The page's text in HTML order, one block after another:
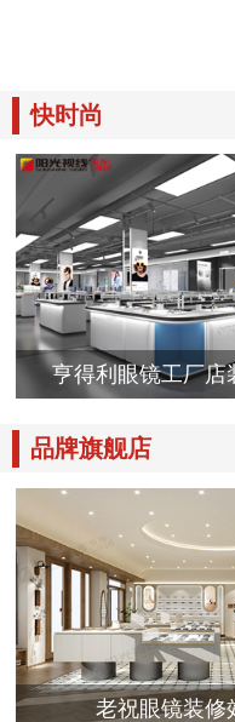
快时尚
亨得利眼镜工厂店
品牌旗舰店
老祝眼镜装修